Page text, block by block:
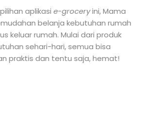
aplikasi e-groceryini, Mama
belanja kebutuhan rumah
keluar rumah. Mulai dari produk
sehari-hari, semua bisa
praktis dan tentu saja, hemat!